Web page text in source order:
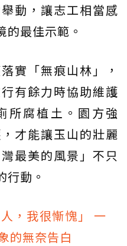
動，讓志工相當感
的最佳示範。
實「無痕山林」，
有餘力時協助維護
所腐植土。園方強
才能讓玉山的壯麗
最美的風景」不只
行動。
人，我很慚愧」 一
的無奈告白